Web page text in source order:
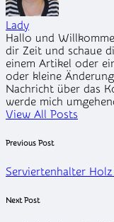
Lady
Hallo und
dir Zeit und schaue
einem Artikel oder
oder kleine
Nachricht über das
werde mich
View All Posts
Post
navigation
Previous Post
Serviertenhalter
Next Post